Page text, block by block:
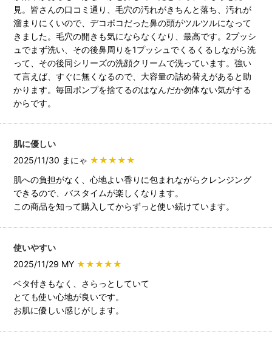
見。皆さんの口コミ通り、毛穴の汚れがきちんと落ち、汚れが
溜まりにくいので、デコボコだった鼻の頭がツルツルになって
きました。毛穴の開きも気にならなくなり、最高です。2プッシ
ュでまず洗い、その後鼻周りを1プッシュでくるくるしながら洗
って、その後同シリーズの洗顔クリームで洗っています。強い
て言えば、すぐに無くなるので、大容量の詰め替えがあると助
かります。毎回ポンプを捨てるのはなんだか勿体ない気がする
からです。
肌に優しい
2025/11/30 まにゃ ★★★★★
肌への負担がなく、心地よい香りに包まれながらクレンジング
できるので、バスタイムが楽しくなります。
この商品を知って購入してからずっと使い続けています。
使いやすい
2025/11/29 MY ★★★★★
ベタ付きもなく、さらっとしていて
とても使い心地が良いです。
お肌に優しい感じがします。